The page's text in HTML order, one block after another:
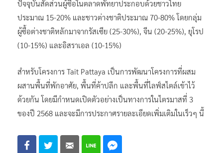
ปัจจุบันสัดส่วนผู้ซื้อในตลาดพัทยาประกอบด้วยชาวไทย
ประมาณ 15-20% และชาวต่างชาติประมาณ 70-80% โดยกลุ่ม
ผู้ซื้อต่างชาติหลักมาจากรัสเซีย (25-30%), จีน (20-25%), ยุโรป
(10-15%) และอิสราเอล (10-15%)
สำหรับโครงการ Tait Pattaya เป็นการพัฒนาโครงการที่ผสม
ผสานพื้นที่พักอาศัย, พื้นที่ค้าปลีก และพื้นที่ไลฟ์สไตล์เข้าไว้
ด้วยกัน โดยมีกำหนดเปิดตัวอย่างเป็นทางการในไตรมาสที่ 3
ของปี 2568 และจะมีการประกาศรายละเอียดเพิ่มเติมในเร็วๆ นี้